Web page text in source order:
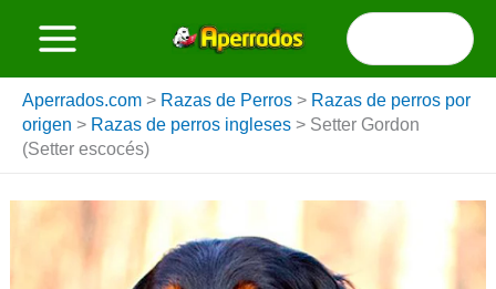
Buscar
por:
Aperrados.com > Razas de Perros > Razas de perros por
origen > Razas de perros ingleses > Setter Gordon
(Setter escocés)